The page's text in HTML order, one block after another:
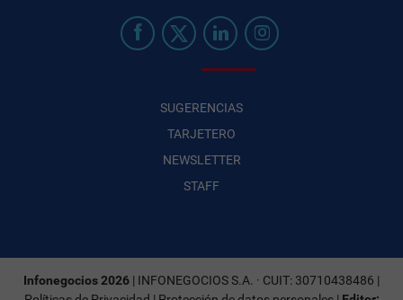
SUGERENCIAS
TARJETERO
NEWSLETTER
STAFF
Infonegocios 2026 | INFONEGOCIOS S.A. · CUIT: 30710438486 |